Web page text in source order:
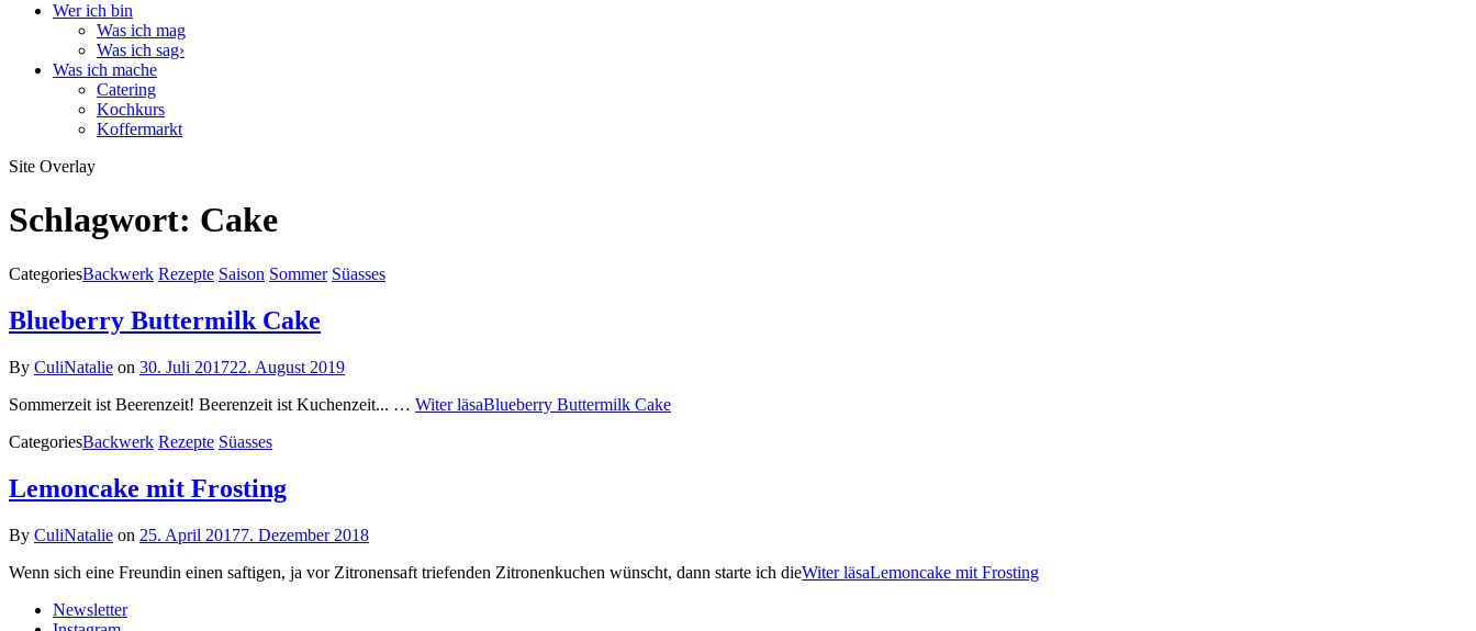
Wer ich bin
Was ich mag
Was ich sag›
Was ich mache
Catering
Kochkurs
Koffermarkt
Site Overlay
Schlagwort: Cake
CategoriesBackwerk Rezepte Saison Sommer Süasses
Blueberry Buttermilk Cake
By CuliNatalie on 30. Juli 201722. August 2019
Sommerzeit ist Beerenzeit! Beerenzeit ist Kuchenzeit... … Witer läsaBlueberry Buttermilk Cake
CategoriesBackwerk Rezepte Süasses
Lemoncake mit Frosting
By CuliNatalie on 25. April 20177. Dezember 2018
Wenn sich eine Freundin einen saftigen, ja vor Zitronensaft triefenden Zitronenkuchen wünscht, dann starte ich dieWiter läsaLemoncake mit Frosting
Newsletter